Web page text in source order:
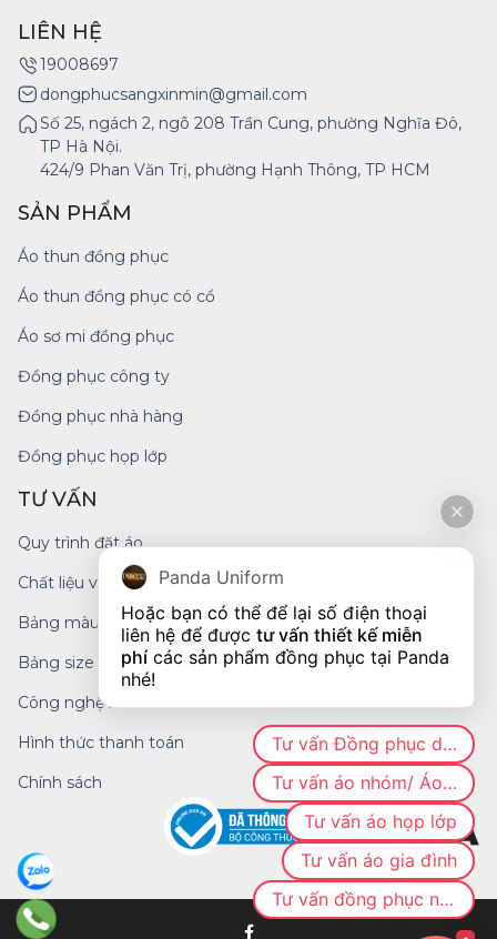
LIÊN HỆ
19008697
dongphucsangxinmin@gmail.com
Số 25, ngách 2, ngõ 208 Trần Cung, phường Nghĩa Đô,
TP Hà Nội.
424/9 Phan Văn Trị, phường Hạnh Thông, TP HCM
SẢN PHẨM
Áo thun đồng phục
Áo thun đồng phục có cổ
Áo sơ mi đồng phục
Đồng phục công ty
Đồng phục nhà hàng
Đồng phục họp lớp
TƯ VẤN
Quy trình đặt áo
Chất liệu vải
Bảng màu
Bảng size
Công nghệ in
Hình thức thanh toán
Chính sách
Panda Uniform
Hoặc bạn có thể để lại số điện thoại
liên hệ để được tư vấn thiết kế miễn
phí các sản phẩm đồng phục tại Panda
nhé!
Tư vấn Đồng phục doanh nghiệp
Tư vấn áo nhóm/ Áo CLB
Tư vấn áo họp lớp
Tư vấn áo gia đình
Tư vấn đồng phục nhà hàng